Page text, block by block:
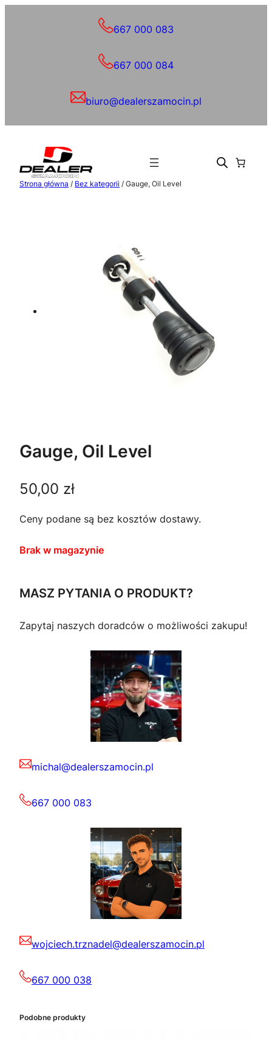
667 000 083
667 000 084
biuro@dealerszamocin.pl
Strona główna / Bez kategorii / Gauge, Oil Level
Gauge, Oil Level
50,00 zł
Ceny podane są bez kosztów dostawy.
Brak w magazynie
MASZ PYTANIA O PRODUKT?
Zapytaj naszych doradców o możliwości zakupu!
michal@dealerszamocin.pl
667 000 083
wojciech.trznadel@dealerszamocin.pl
667 000 038
Podobne produkty